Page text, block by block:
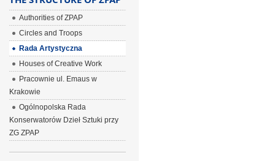
Authorities of ZPAP
Circles and Troops
Rada Artystyczna
Houses of Creative Work
Pracownie ul. Emaus w
Krakowie
Ogólnopolska Rada
Konserwatorów Dzieł Sztuki przy
ZG ZPAP